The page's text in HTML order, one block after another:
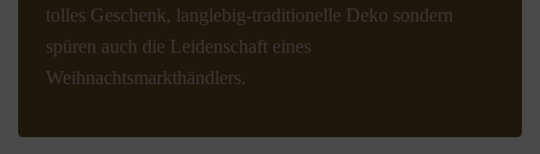
tolles Geschenk, langlebig-traditionelle Deko sondern
spüren auch die Leidenschaft eines
Weihnachtsmarkthändlers.